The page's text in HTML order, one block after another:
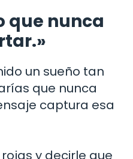
que nunca
un sueño tan
que nunca
captura esa
y decirle que